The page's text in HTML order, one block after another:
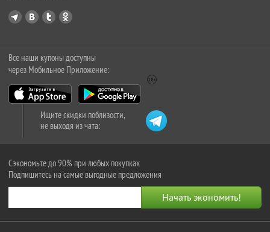
Все наши купоны доступны
через Мобильное Приложение:
Ищите скидки поблизости,
не выходя из чата:
Сэкономьте до 90% при любых покупках
Подпишитесь на самые выгодные предложения